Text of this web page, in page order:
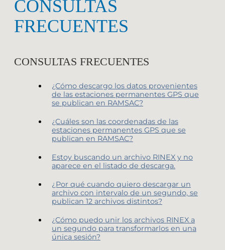
CONSULTAS
FRECUENTES
CONSULTAS FRECUENTES
¿Cómo descargo los datos provenientes
de las estaciones permanentes GPS que
se publican en RAMSAC?
¿Cuáles son las coordenadas de las
estaciones permanentes GPS que se
publican en RAMSAC?
Estoy buscando un archivo RINEX y no
aparece en el listado de descarga.
¿Por qué cuando quiero descargar un
archivo con intervalo de un segundo, se
publican 12 archivos distintos?
¿Cómo puedo unir los archivos RINEX a
un segundo para transformarlos en una
única sesión?